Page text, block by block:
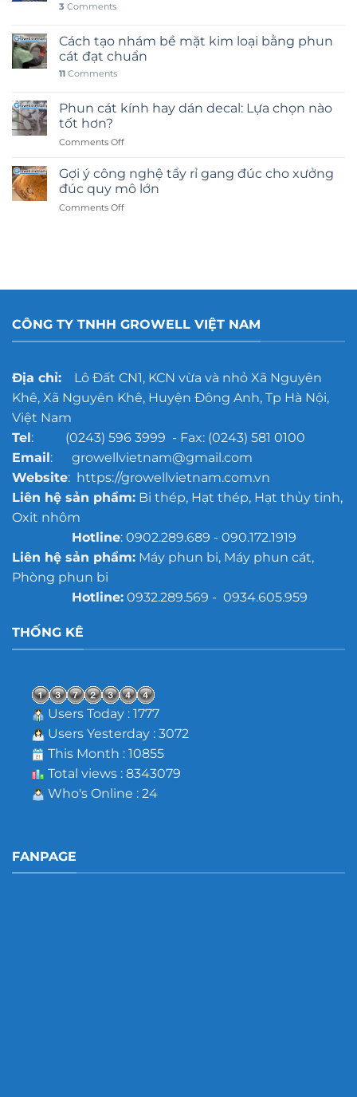
3 Comments
Cách tạo nhám bề mặt kim loại bằng phun
cát đạt chuẩn
11 Comments
Phun cát kính hay dán decal: Lựa chọn nào
tốt hơn?
Comments Offon
cát
kính
hay
dán
hơn?
Gợi ý công nghệ tẩy rỉ gang đúc cho xưởng
đúc quy mô lớn
Comments Offon
rỉ
cho
xưởng
mô
lớn
CÔNG TY TNHH GROWELL VIỆT NAM
Địa chỉ:Lô Đất CN1, KCN vừa và nhỏ Xã Nguyên
Khê, Xã Nguyên Khê, Huyện Đông Anh, Tp Hà Nội,
Việt Nam
Tel: (0243) 596 3999 - Fax: (0243) 581 0100
Email: growellvietnam@gmail.com
Website: https://growellvietnam.com.vn
Liên hệ sản phẩm:Bi thép, Hạt thép, Hạt thủy tinh,
Oxit nhôm
Hotline: 0902.289.689 - 090.172.1919
Liên hệ sản phẩm:Máy phun bi, Máy phun cát,
Phòng phun bi
Hotline:0932.289.569 - 0934.605.959
THỐNG KÊ
Users Today : 1777
Users Yesterday : 3072
This Month : 10855
Total views : 8343079
Who's Online : 24
FANPAGE